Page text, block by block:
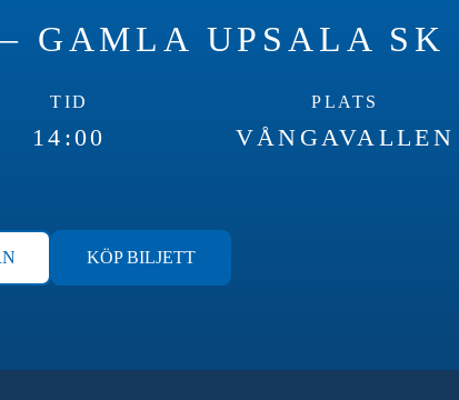
GAMLA UPSALA SK
TID
14:00
PLATS
VÅNGAVALLEN
KÖP BILJETT